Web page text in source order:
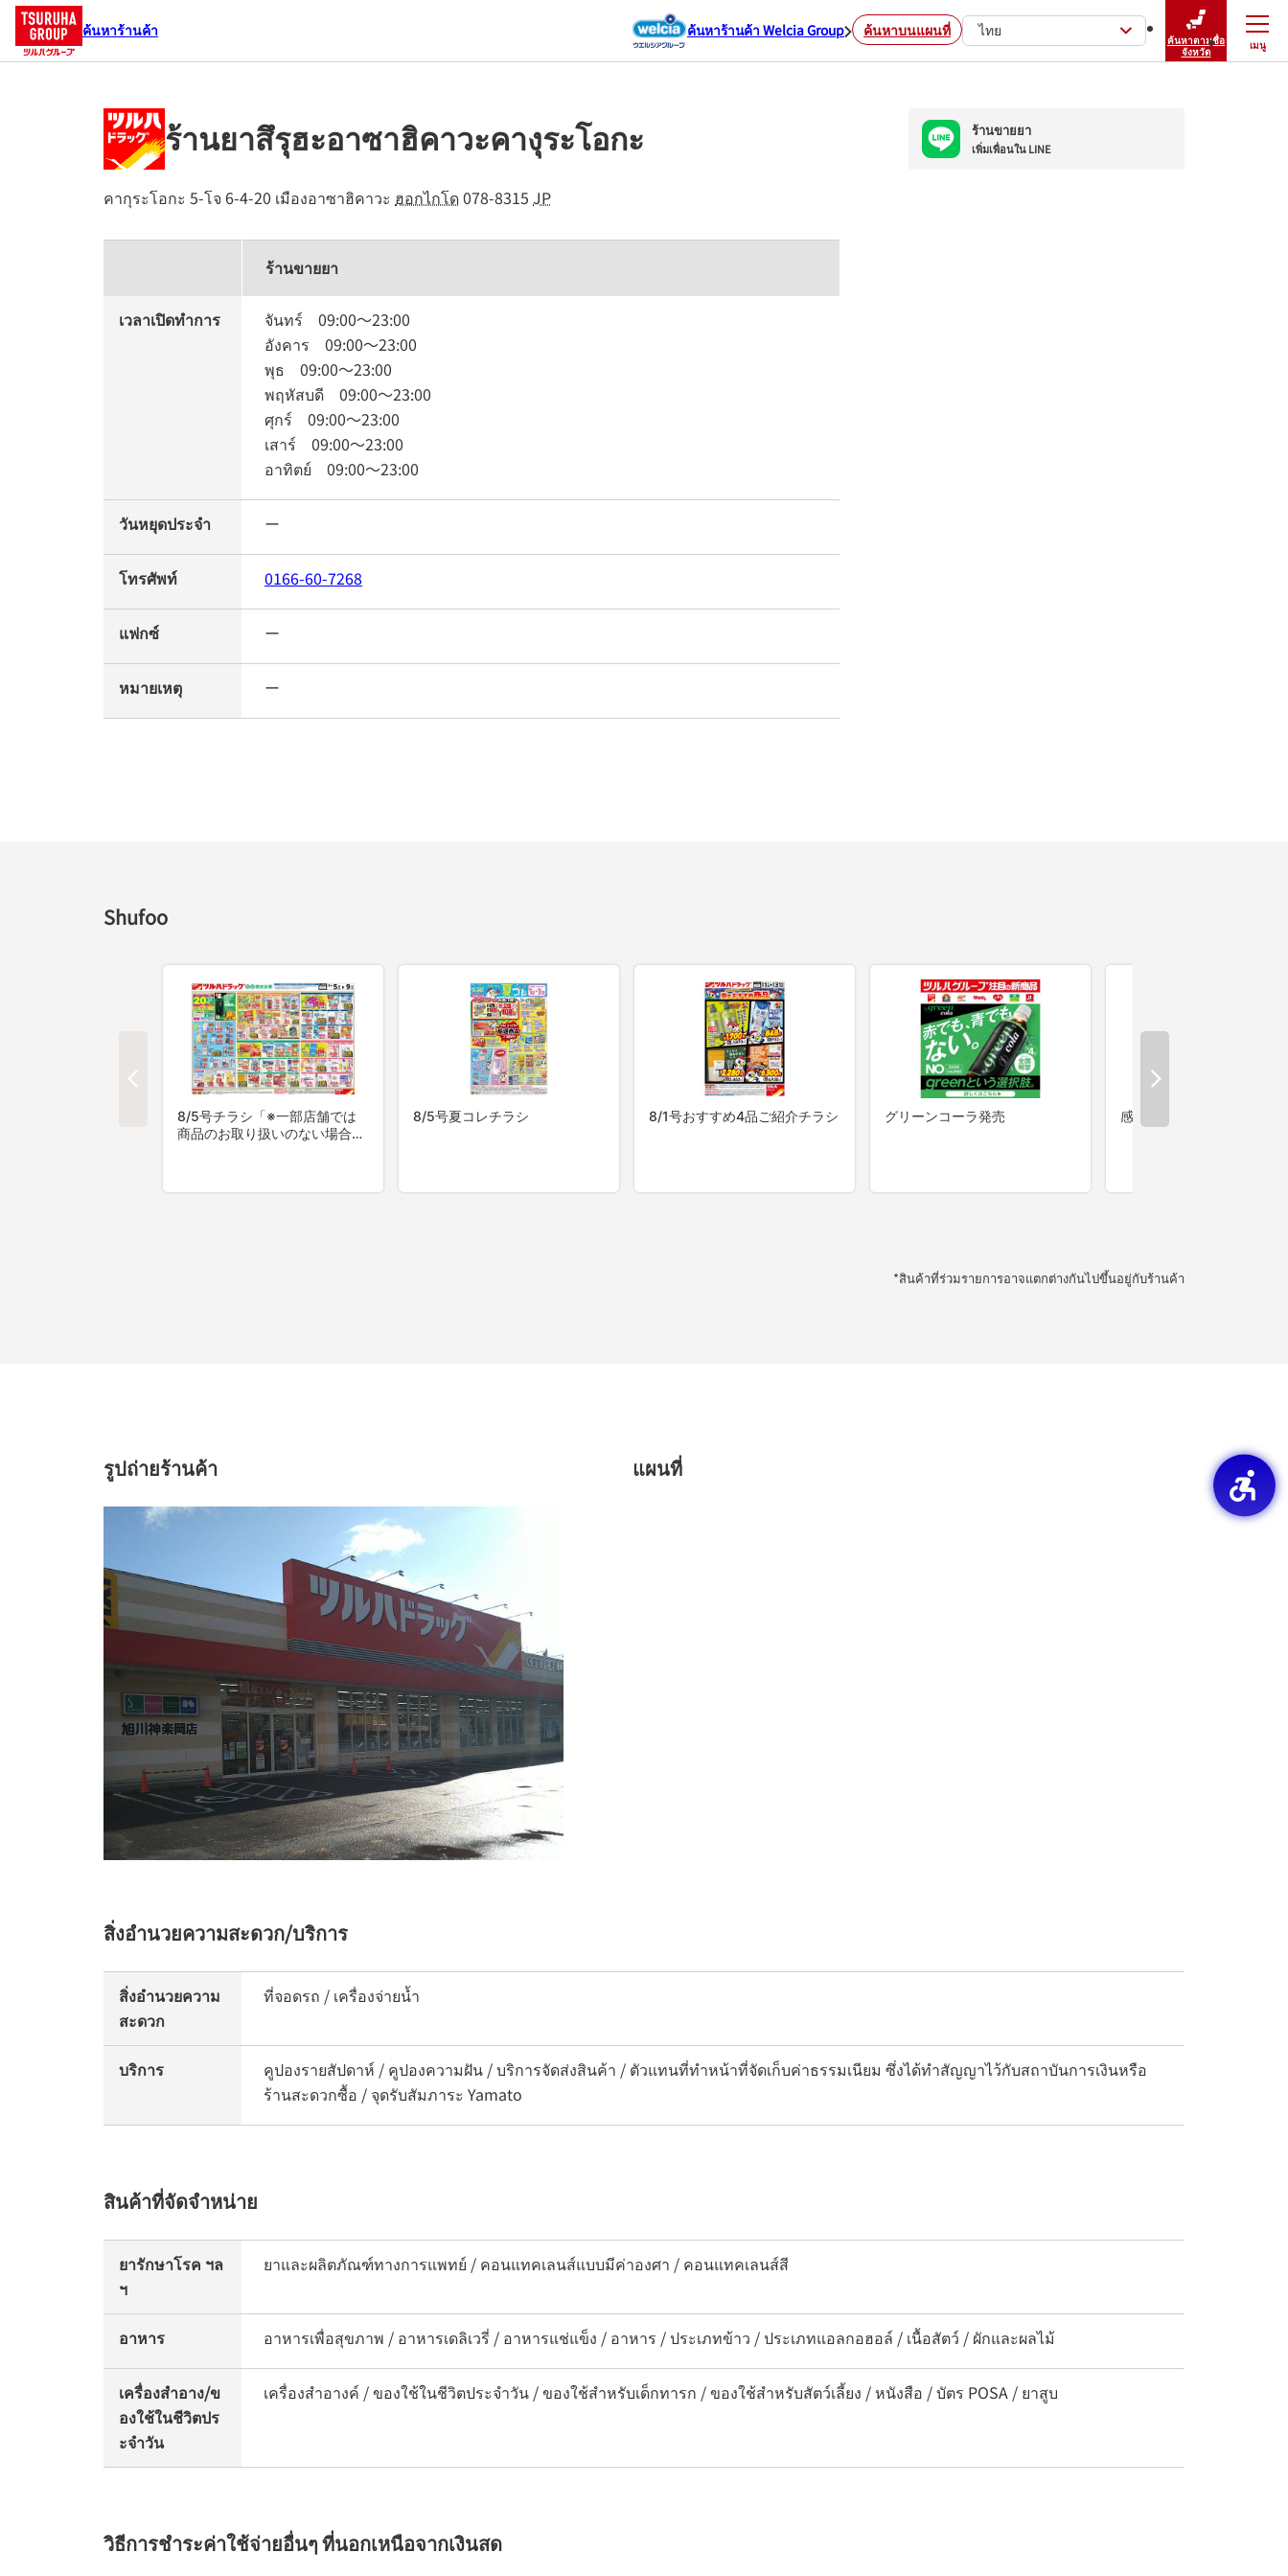
ค้นหาร้านค้า ค้นหาร้านค้า Welcia Group ค้นหาบนแผนที่ ไทย
ค้นหาตามชื่อ
จังหวัด
เมนู
ปิดเมนู
ร้านยาสึรุฮะอาซาฮิคาวะคางุระโอกะ
คากุระโอกะ 5-โจ 6-4-20 เมืองอาซาฮิคาวะ ฮอกไกโด078-8315 JP
ร้านขายยา
เพิ่มเพื่อนใน LINE
Shufoo
*สินค้าที่ร่วมรายการอาจแตกต่างกันไปขึ้นอยู่กับร้านค้า
ร้านขายยา
เวลาเปิดทำการ จันทร์ 09:00～23:00
อังคาร 09:00～23:00
พุธ 09:00～23:00
พฤหัสบดี 09:00～23:00
ศุกร์ 09:00～23:00
เสาร์ 09:00～23:00
อาทิตย์ 09:00～23:00
วันหยุดประจำ ー
โทรศัพท์ 0166-60-7268
แฟกซ์ ー
หมายเหตุ ー
รูปถ่ายร้านค้า แผนที่
สิ่งอำนวยความสะดวก/บริการ
สิ่งอำนวยความ
สะดวก
ที่จอดรถ / เครื่องจ่ายน้ำ
บริการ
คูปองรายสัปดาห์ / คูปองความฝัน / บริการจัดส่งสินค้า / ตัวแทนที่ทำหน้าที่จัดเก็บค่าธรรมเนียม ซึ่งได้ทำสัญญาไว้กับสถาบันการเงินหรือ
ร้านสะดวกซื้อ / จุดรับสัมภาระ Yamato
สินค้าที่จัดจำหน่าย
ยารักษาโรค ฯล
ฯ
ยาและผลิตภัณฑ์ทางการแพทย์ / คอนแทคเลนส์แบบมีค่าองศา / คอนแทคเลนส์สี
อาหาร อาหารเพื่อสุขภาพ / อาหารเดลิเวรี่ / อาหารแช่แข็ง / อาหาร / ประเภทข้าว / ประเภทแอลกอฮอล์ / เนื้อสัตว์ / ผักและผลไม้
เครื่องสำอาง/ข
องใช้ในชีวิตปร
ะจำวัน
เครื่องสำอางค์ / ของใช้ในชีวิตประจำวัน / ของใช้สำหรับเด็กทารก / ของใช้สำหรับสัตว์เลี้ยง / หนังสือ / บัตร POSA / ยาสูบ
วิธีการชำระค่าใช้จ่ายอื่นๆ ที่นอกเหนือจากเงินสด